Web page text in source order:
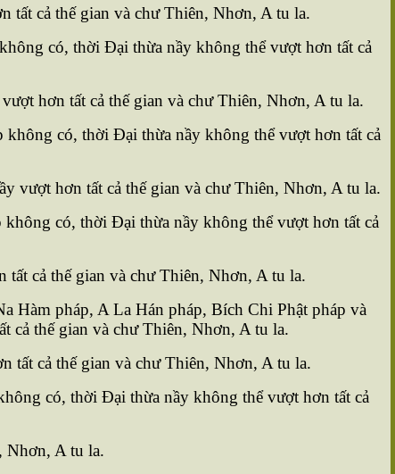
tất cả thế gian và chư Thiên, Nhơn, A tu la.
có, thời Ðại thừa nầy không thể vượt hơn tất cả
hơn tất cả thế gian và chư Thiên, Nhơn, A tu la.
có, thời Ðại thừa nầy không thể vượt hơn tất cả
vượt hơn tất cả thế gian và chư Thiên, Nhơn, A tu la.
có, thời Ðại thừa nầy không thể vượt hơn tất cả
cả thế gian và chư Thiên, Nhơn, A tu la.
Hàm pháp, A La Hán pháp, Bích Chi Phật pháp và
cả thế gian và chư Thiên, Nhơn, A tu la.
tất cả thế gian và chư Thiên, Nhơn, A tu la.
có, thời Ðại thừa nầy không thể vượt hơn tất cả
Nhơn, A tu la.